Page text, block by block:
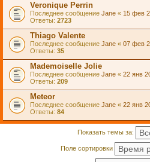
Veronique Perrin
Последнее сообщение Jane « 15 фев
Ответы: 2723
Thiago Valente
Последнее сообщение Jane « 07 фев
Ответы: 35
Mademoiselle Jolie
Последнее сообщение Jane « 22 янв
Ответы: 209
Meteor
Последнее сообщение Jane « 22 янв
Ответы: 84
Показать темы за:
Поле сортировки